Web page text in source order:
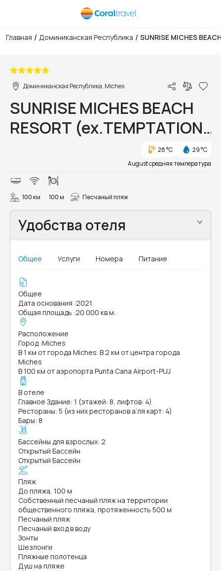
Главная / Доминиканская Республика / SUNRISE MICHES
Доминиканская Республика, Miches
SUNRISE MICHES BEACH
RESORT (ex.TEMPTATION
28 °C
29 °C
August средняя температура
100 км 100 м Песчаный пляж
Удобства отеля
Общее Услуги Номера Питание
Общее
Дата основания :2021
Общая площадь :20 000 кв.м.
Расположение
Город :Miches
В 1 км от города Miches. В 2 км от центра города
Miches
В 100 км от аэропорта Punta Cana Airport-PUJ
В отеле
Главное Здание: 1 (этажей: 8, лифтов: 4)
Рестораны: 5 (из них ресторанов а’ля карт: 4)
Бары: 8
Бассейны для взрослых: 2
Открытый Бассейн
Открытый Бассейн
Пляж
До пляжа, 100 м
Собственный песчаный пляж на территории
общественного пляжа, протяженность 500 м
Песчаный пляж
Песчаный вход в воду
Зонты
Шезлонги
Пляжные полотенца
Душ на пляже